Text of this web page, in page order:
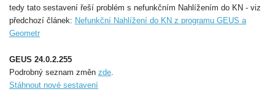
tedy tato sestavení řeší problém s nefunkčním Nahlížením do KN - viz
předchozí článek: Nefunkční Nahlížení do KN z programu GEUS a
Geometr
GEUS 24.0.2.255
Podrobný seznam změn zde.
Stáhnout nové sestavení